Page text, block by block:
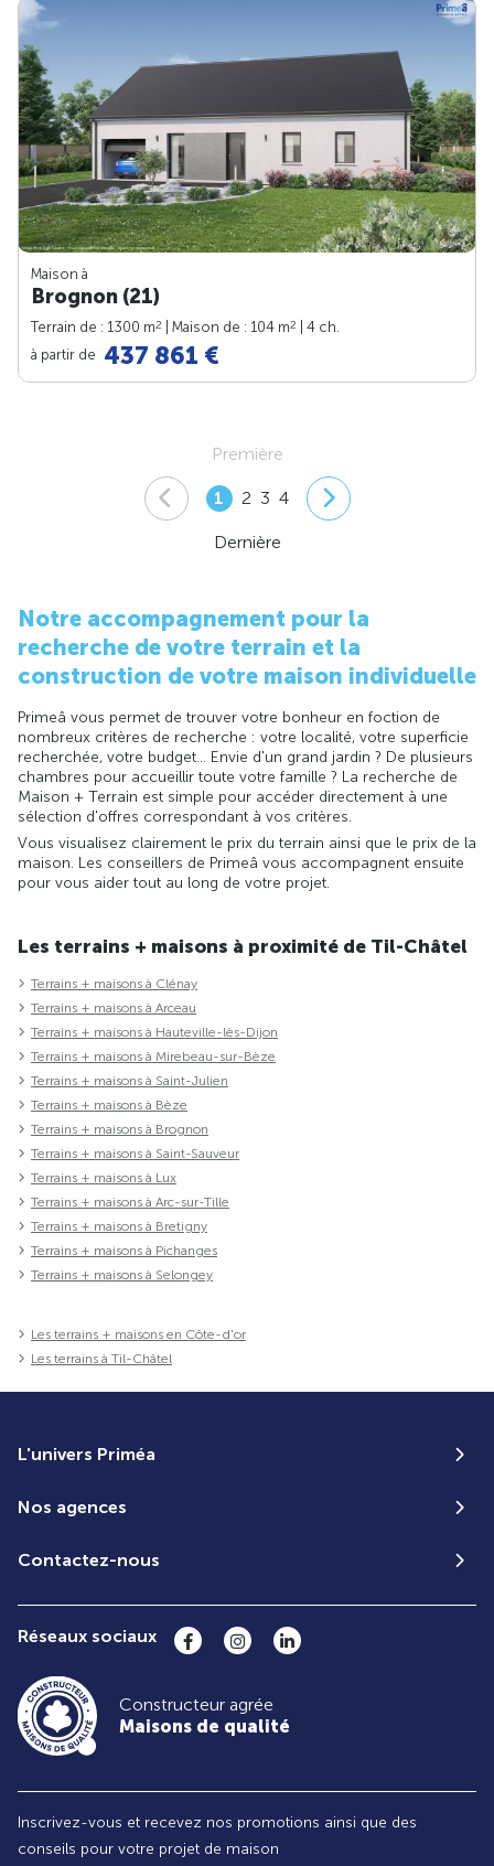
Maison à
Brognon (21)
Terrain de : 1300 m2 | Maison de : 104 m2
| 4 ch.
à partir de 437 861 €
Première
1 2 3 4
Dernière
Notre accompagnement pour la
recherche de votre terrain et la
construction de votre maison individuelle
Primeâ vous permet de trouver votre bonheur en foction de
nombreux critères de recherche : votre localité, votre superficie
recherchée, votre budget... Envie d'un grand jardin ? De plusieurs
chambres pour accueillir toute votre famille ? La recherche de
Maison + Terrain est simple pour accéder directement à une
sélection d'offres correspondant à vos critères.
Vous visualisez clairement le prix du terrain ainsi que le prix de la
maison. Les conseillers de Primeâ vous accompagnent ensuite
pour vous aider tout au long de votre projet.
Les terrains + maisons à proximité de Til-Châtel
Terrains + maisons à Clénay
Terrains + maisons à Arceau
Terrains + maisons à Hauteville-lès-Dijon
Terrains + maisons à Mirebeau-sur-Bèze
Terrains + maisons à Saint-Julien
Terrains + maisons à Bèze
Terrains + maisons à Brognon
Terrains + maisons à Saint-Sauveur
Terrains + maisons à Lux
Terrains + maisons à Arc-sur-Tille
Terrains + maisons à Bretigny
Terrains + maisons à Pichanges
Terrains + maisons à Selongey
Les terrains + maisons en Côte-d'or
Les terrains à Til-Châtel
L'univers Priméa
Nos agences
Contactez-nous
Réseaux sociaux
Constructeur agrée
Maisons de qualité
Inscrivez-vous et recevez nos promotions ainsi que des
conseils pour votre projet de maison